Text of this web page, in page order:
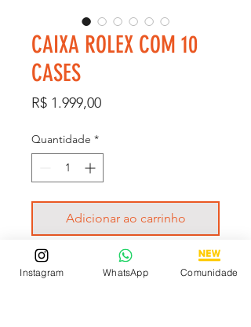
CAIXA ROLEX COM 10
CASES
R$ 1.999,00Preço
Quantidade *
Adicionar ao carrinho
Qualidade: PREMIUM
Instagram WhatsApp Comunidade